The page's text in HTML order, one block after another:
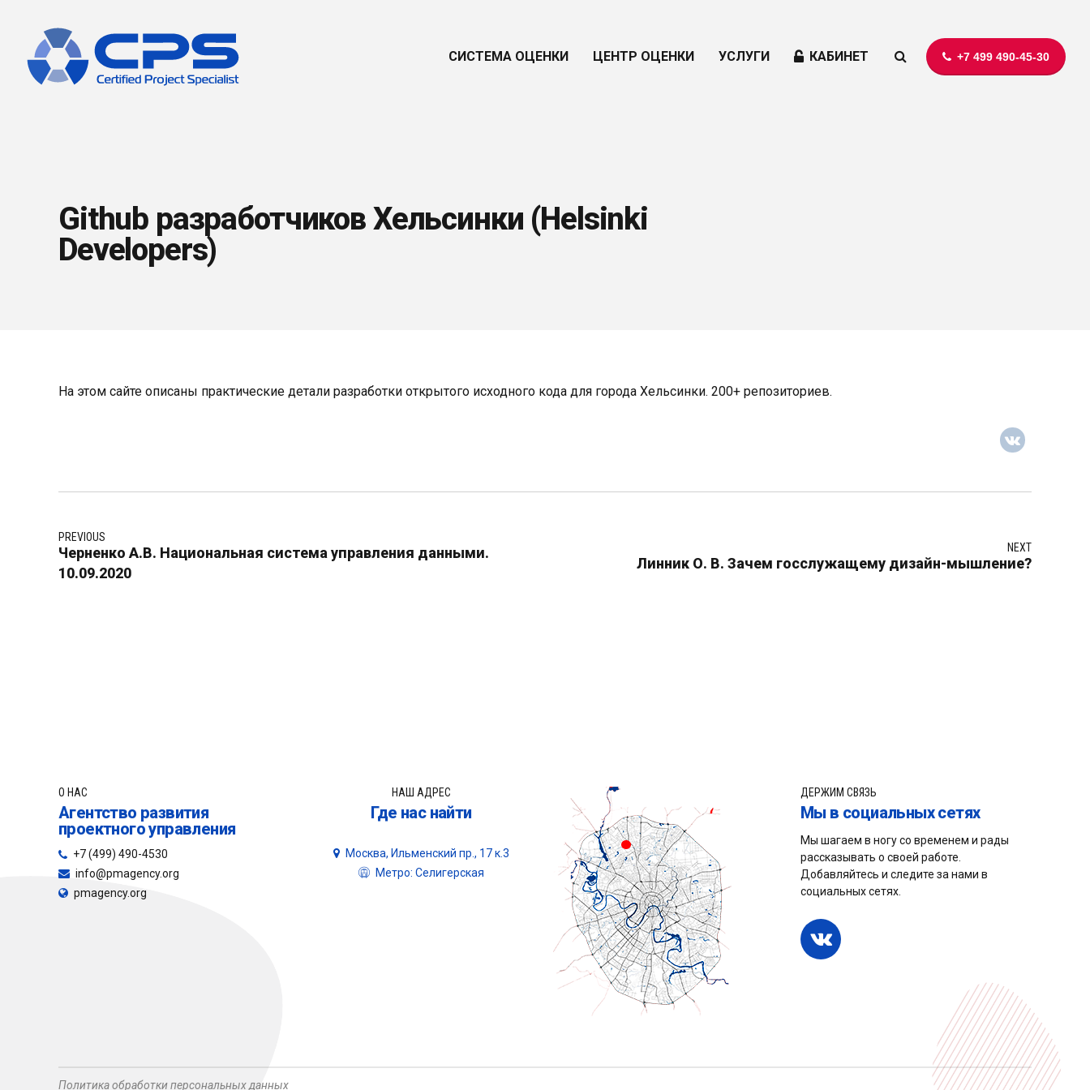
КАБИНЕТ +7 499 490-45-30
СИСТЕМА ОЦЕНКИ ЦЕНТР ОЦЕНКИ УСЛУГИ
Github разработчиков Хельсинки (Helsinki
Developers)
На этом сайте описаны практические детали разработки открытого исходного кода для города Хельсинки. 200+ репозиториев.
PREVIOUS
Черненко А.В. Национальная система управления данными.
10.09.2020
NEXT
Линник О. В. Зачем госслужащему дизайн-мышление?
О НАС
Агентство развития
проектного управления
+7 (499) 490-4530
info@pmagency.org
pmagency.org
НАШ АДРЕС
Где нас найти
Москва, Ильменский пр., 17 к.3
Метро: Селигерская
ДЕРЖИМ СВЯЗЬ
Мы в социальных сетях
Мы шагаем в ногу со временем и рады
рассказывать о своей работе.
Добавляйтесь и следите за нами в
социальных сетях.
Политика обработки персональных данных